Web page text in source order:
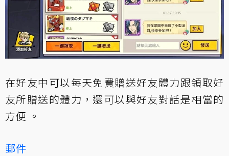
在好友中可以每天免費贈送好友體力跟領取好
友所贈送的體力，還可以與好友對話是相當的
方便 。
郵件